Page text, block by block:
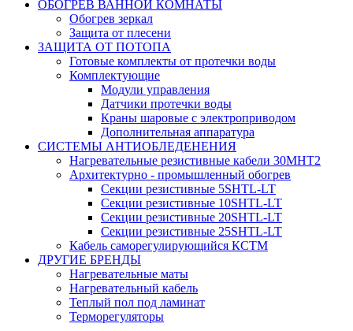
ОБОГРЕВ ВАННОЙ КОМНАТЫ
Обогрев зеркал
Защита от плесени
ЗАЩИТА ОТ ПОТОПА
Готовые комплекты от протечки воды
Комплектующие
Модули управления
Датчики протечки воды
Краны шаровые с электроприводом
Дополнительная аппаратура
СИСТЕМЫ АНТИОБЛЕДЕНЕНИЯ
Нагревательные резистивные кабели 30МНТ2
Архитектурно - промышленный обогрев
Секции резистивные 5SHTL-LT
Секции резистивные 10SHTL-LT
Секции резистивные 20SHTL-LT
Секции резистивные 25SHTL-LT
Кабель саморегулирующийся КСТМ
ДРУГИЕ БРЕНДЫ
Нагревательные маты
Нагревательный кабель
Теплый пол под ламинат
Терморегуляторы